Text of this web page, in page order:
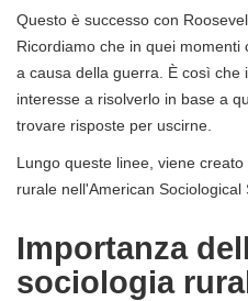
Questo è successo con
Ricordiamo che in quei
a causa della guerra. È così che
interesse a risolverlo in base a
trovare risposte per uscirne.
Lungo queste linee, viene
rurale nell'American Sociological
Importanza
sociologia